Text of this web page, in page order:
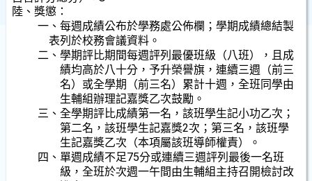
陸、獎懲：
一、每週成績公布於學務處公佈欄；學期成績總結製
表列於校務會議資料。
二、學期評比期間每週評列最優班級（八班），且成
績均高於八十分，予升榮譽旗，連續三週（前三
名）或全學期（前三名）累計十週，全班同學由
生輔組辦理記嘉獎乙次鼓勵。
三、全學期評比成績第一名，該班學生記小功乙次；
第二名，該班學生記嘉獎2次；第三名，該班學
生記嘉獎乙次（本項屬該班導師權責）。
四、單週成績不足75分或連續三週評列最後一名班
級，全班於次週一午間由生輔組主持召開檢討改